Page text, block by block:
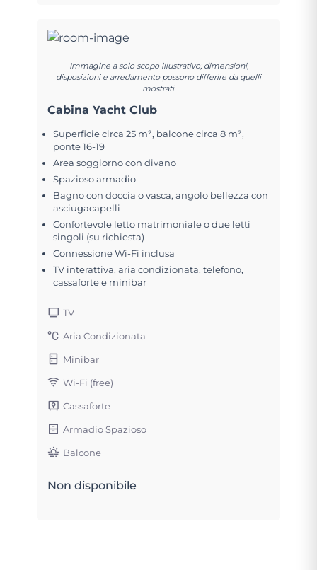
Immagine a solo scopo illustrativo; dimensioni,
disposizioni e arredamento possono differire da quelli
mostrati.
Cabina Yacht Club
Superficie circa 25 m², balcone circa 8 m²,
ponte 16-19
Area soggiorno con divano
Spazioso armadio
Bagno con doccia o vasca, angolo bellezza con
asciugacapelli
Confortevole letto matrimoniale o due letti
singoli (su richiesta)
Connessione Wi-Fi inclusa
TV interattiva, aria condizionata, telefono,
cassaforte e minibar
TV
Aria Condizionata
Minibar
Wi-Fi (free)
Cassaforte
Armadio Spazioso
Balcone
Non disponibile